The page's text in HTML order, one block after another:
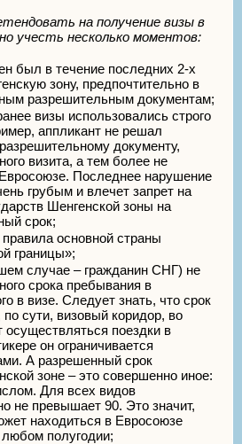
на получение визы в
учесть несколько моментов:
был в течение последних 2-х
зону, предпочтительно в
разрешительным документам;
визы использовались строго
аппликант не решал
документу,
визита, а тем более не
Последнее нарушение
грубым и влечет запрет на
Шенгенской зоны на
срок;
основной страны
границы»;
случае – гражданин СНГ) не
срока пребывания в
в визе. Следует знать, что срок
сути, визовый коридор, во
осуществляться поездки в
он ограничивается
А разрешенный срок
зоне – это совершенно иное:
Для всех видов
не превышает 90. Это значит,
находиться в Евросоюзе
полугодии;